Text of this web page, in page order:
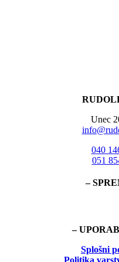
Unec
040
051
–
–
Splošni
Politika